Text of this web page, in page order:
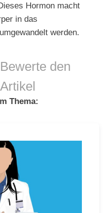
Hormon macht
in das
werden.
Bewerte den
Artikel
Thema: